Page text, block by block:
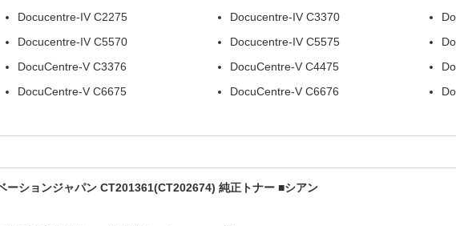
Docucentre-IV C2275 Docucentre-IV C3370
Docucentre-IV C5570 Docucentre-IV C5575
DocuCentre-V C3376 DocuCentre-V C4475
DocuCentre-V C6675 DocuCentre-V C6676
ーションジャパン CT201361(CT202674) 純正トナー ■シアン